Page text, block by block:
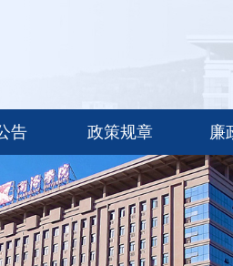
告 政策规章 廉